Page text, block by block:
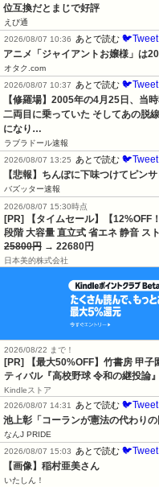
位互換だとまじで好評
えび通
2026/08/07 10:36
あとで読む 🐦Tweet
アニメ「ジャイアントお嬢様」は
オタク.com
2026/08/07 10:37
あとで読む 🐦Tweet
【修羅場】2005年の4月25日、当
二両目に乗っていた そしてあの脱
になり…
ラブラドール速報
2026/08/07 13:25
あとで読む 🐦Tweet
【悲報】ちんぽに下味つけてピン
バズッター速報
2026/08/07 15:30時点
[PR] 【タイムセール】【12%OFF
段階 大容量 直立式 省エネ 静音 ス
25800円 → 22680円
日本美的株式会社
2026/08/22 まで！
[PR] 【最大50%OFF】竹書房 甲
ティバル『高校野球 令和の継投論
Kindleストア
2026/08/07 14:31
あとで読む 🐦Tweet
池上彰「コーランが憲法の代わり
なんJ PRIDE
2026/08/07 15:03
あとで読む 🐦Tweet
【画像】稲村亜美さん
いたしん！